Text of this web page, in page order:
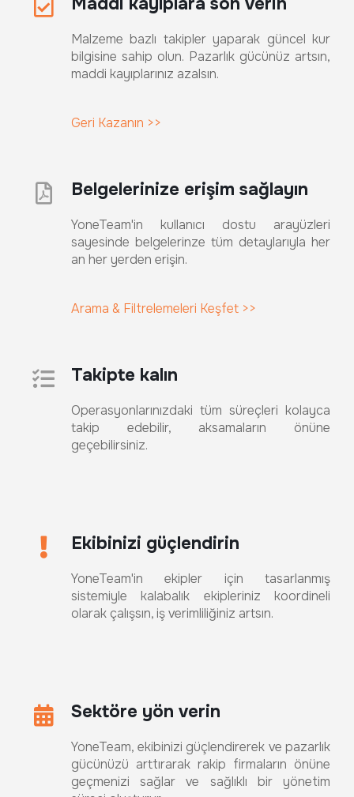
Malzeme bazlı takipler yaparak güncel kur
bilgisine sahip olun. Pazarlık gücünüz artsın,
maddi kayıplarınız azalsın.
Geri Kazanın >>
Belgelerinize erişim sağlayın
YoneTeam'in kullanıcı dostu arayüzleri
sayesinde belgelerinze tüm detaylarıyla her
an her yerden erişin.
Arama & Filtrelemeleri Keşfet >>
Takipte kalın
Operasyonlarınızdaki tüm süreçleri kolayca
takip edebilir, aksamaların önüne
geçebilirsiniz.
Ekibinizi güçlendirin
YoneTeam'in ekipler için tasarlanmış
sistemiyle kalabalık ekipleriniz koordineli
olarak çalışsın, iş verimliliğiniz artsın.
Sektöre yön verin
YoneTeam, ekibinizi güçlendirerek ve pazarlık
gücünüzü arttırarak rakip firmaların önüne
geçmenizi sağlar ve sağlıklı bir yönetim